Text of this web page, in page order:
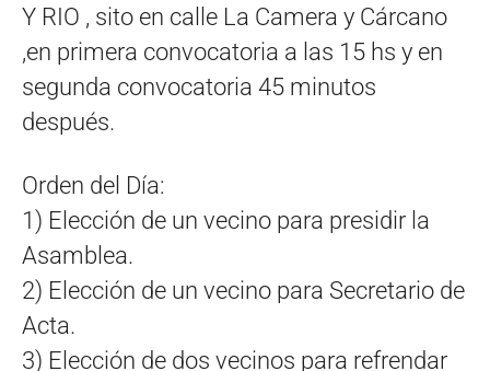
Y RIO , sito en calle La Camera y Cárcano
,en primera convocatoria a las 15 hs y en
segunda convocatoria 45 minutos
después.
Orden del Día:
1) Elección de un vecino para presidir la
Asamblea.
2) Elección de un vecino para Secretario de
Acta.
3) Elección de dos vecinos para refrendar